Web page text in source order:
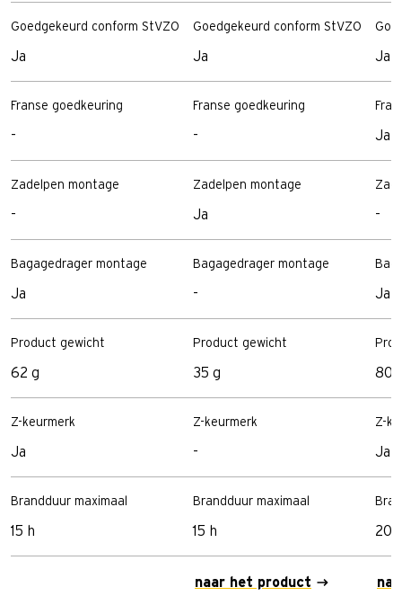
Goedgekeurd conform StVZO
Ja
Franse goedkeuring
-
Zadelpen montage
-
Bagagedrager montage
Ja
Product gewicht
62 g
Z-keurmerk
Ja
Brandduur maximaal
15 h
Goedgekeurd conform StVZO
Ja
Franse goedkeuring
-
Zadelpen montage
Ja
Bagagedrager montage
-
Product gewicht
35 g
Z-keurmerk
-
Brandduur maximaal
15 h
naar het product
Ja
Ja
-
Ja
80
Z-
Ja
20